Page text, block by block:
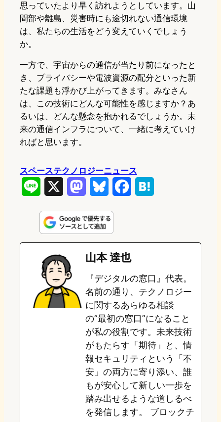
思っていたより早く訪れようとしています。山
間部や離島、災害時にも途切れない通信環境
は、私たちの生活をどう変えていくでしょう
か。
一方で、宇宙からの通信が当たり前になったと
き、プライバシーや電波資源の配分といった新
たな課題も浮かび上がってきます。みなさん
は、この技術にどんな可能性を感じますか？あ
るいは、どんな懸念を抱かれるでしょうか。未
来の通信インフラについて、一緒に考えていけ
ればと思います。
スペーステクノロジーニュース
n
e
s
t
o
o
n
u
e
s
k
e
b
o
o
k
e
a
山本 達也
『デジタルの窓口』代表。
名前の通り、テクノロジー
に関するあらゆる相談
の”最初の窓口”になること
が私の役割です。未来技術
がもたらす「期待」と、情
報セキュリティという「不
安」の両方に寄り添い、誰
もが安心して新しい一歩を
踏み出せるような道しるべ
を発信します。 ブロックチ